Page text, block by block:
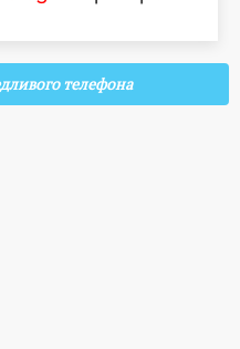
телефона